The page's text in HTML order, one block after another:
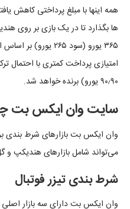
ها بگذارد تا در یک بازی بر روی
۹۰٫۹۰ یورو) برنده خواهد شد.
سایت وان ایکس بت چه
وان ایکس بت بازارهای شرط بندی
می‌تواند شامل بازارهای هندیکپ و
شرط بندی تیزر فوتبال
وان ایکس بت دارای سه بازار